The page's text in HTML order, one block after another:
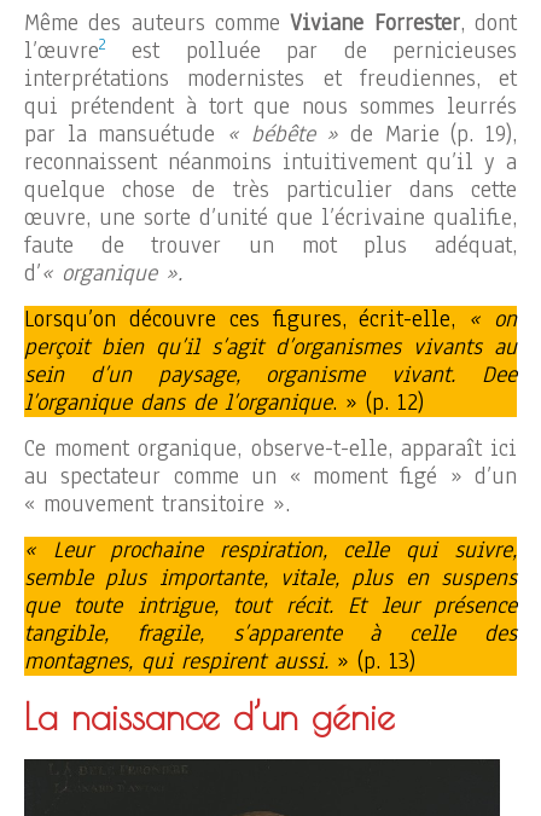
Même des auteurs commeViviane Forrester, dont
l’œuvre2
est polluée par de pernicieuses
interprétations modernistes et freudiennes, et
qui prétendent à tort que nous sommes leurrés
par la mansuétude « bébête » de Marie (p. 19),
reconnaissent néanmoins intuitivement qu’il y a
quelque chose de très particulier dans cette
œuvre, une sorte d’unité que l’écrivaine qualifie,
faute de trouver un mot plus adéquat,
d’« organique ».
Lorsqu’on découvre ces figures, écrit-elle, « on
perçoit bien qu’il s’agit d’organismes vivants au
sein d’un paysage, organisme vivant. Dee
l’organique dans de l’organique. » (p. 12)
Ce moment organique, observe-t-elle, apparaît ici
au spectateur comme un « moment figé » d’un
« mouvement transitoire ».
« Leur prochaine respiration, celle qui suivre,
semble plus importante, vitale, plus en suspens
que toute intrigue, tout récit. Et leur présence
tangible, fragile, s’apparente à celle des
montagnes, qui respirent aussi. » (p. 13)
La naissance d’un génie